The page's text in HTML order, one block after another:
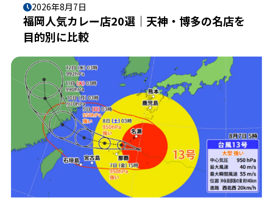
2026年8月7日
福岡人気カレー店20選｜天神・博多の名店を
目的別に比較